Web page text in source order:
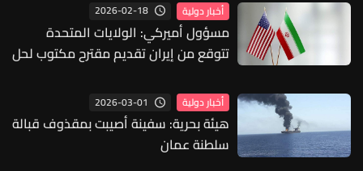
أخبار دولية 2026-02-18
مسؤول أميركي: الولايات المتحدة
تتوقع من إيران تقديم مقترح مكتوب لحل
أخبار دولية 2026-03-01
هيئة بحرية: سفينة أصيبت بمقذوف قبالة
سلطنة عمان